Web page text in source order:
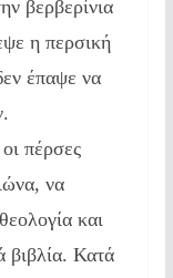
βερβερίνια
η περσική
έπαψε να
πέρσες
να
και
βιβλία. Κατά